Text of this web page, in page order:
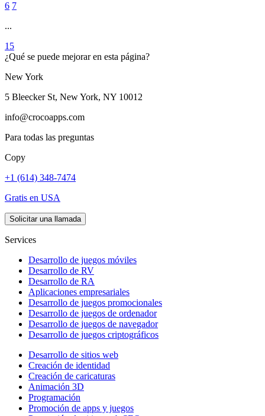
6 7
...
15
¿Qué se puede mejorar en esta página?
New York
5 Bleecker St, New York, NY 10012
info@crocoapps.com
Para todas las preguntas
Copy
+1 (614) 348-7474
Gratis en USA
Solicitar una llamada
Services
Desarrollo de juegos móviles
Desarrollo de RV
Desarrollo de RA
Aplicaciones empresariales
Desarrollo de juegos promocionales
Desarrollo de juegos de ordenador
Desarrollo de juegos de navegador
Desarrollo de juegos criptográficos
Desarrollo de sitios web
Creación de identidad
Creación de caricaturas
Animación 3D
Programación
Promoción de apps y juegos